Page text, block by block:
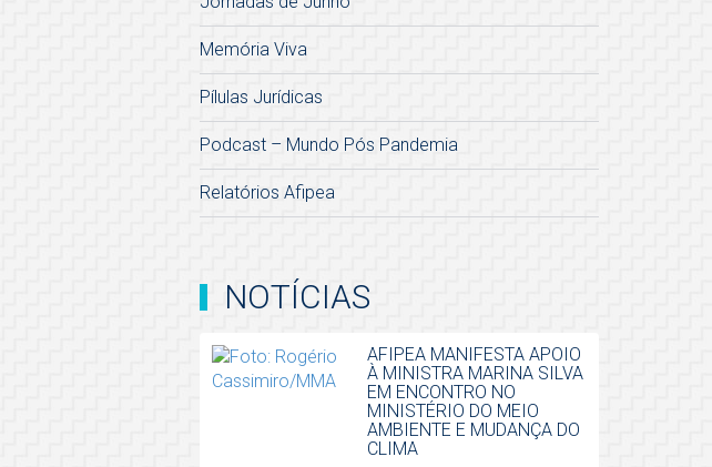
Memória Viva
Pílulas Jurídicas
Podcast – Mundo Pós Pandemia
Relatórios Afipea
NOTÍCIAS
AFIPEA MANIFESTA APOIO
À MINISTRA MARINA SILVA
EM ENCONTRO NO
MINISTÉRIO DO MEIO
AMBIENTE E MUDANÇA DO
CLIMA